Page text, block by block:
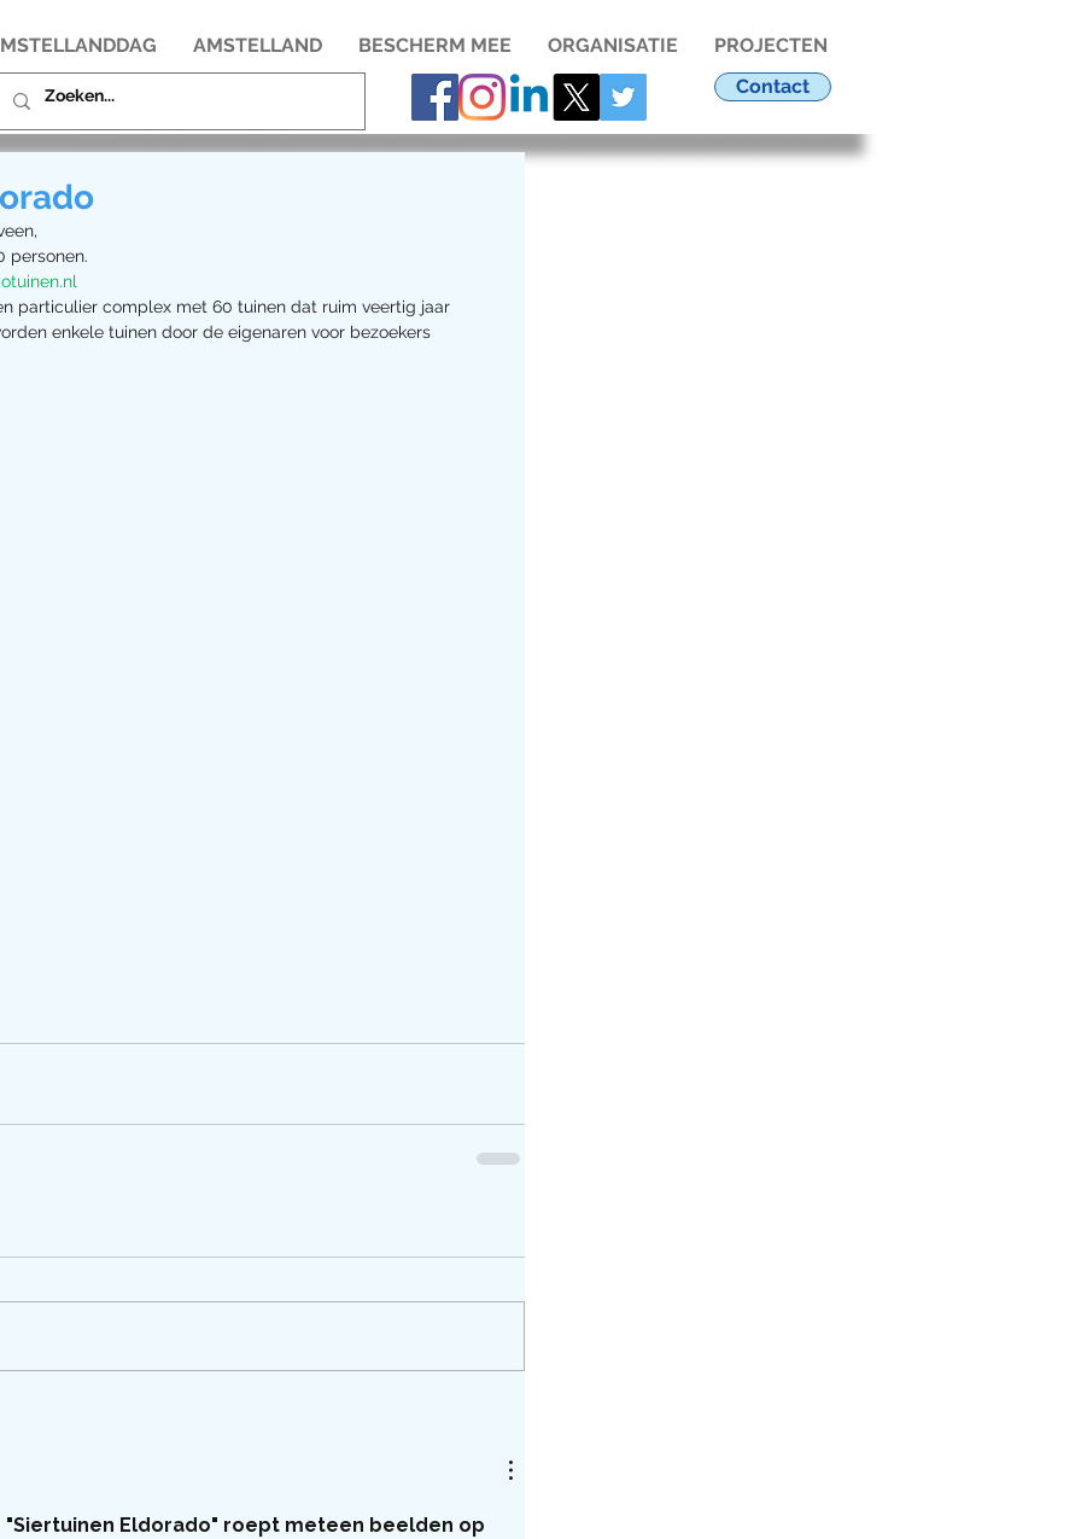
AMSTELLAND BESCHERM MEE ORGANISATIE
PROJECTEN
Contact
personen.
particulier complex met 60 tuinen dat ruim veertig jaar
enkele tuinen door de eigenaren voor bezoekers
Eldorado" roept meteen beelden op